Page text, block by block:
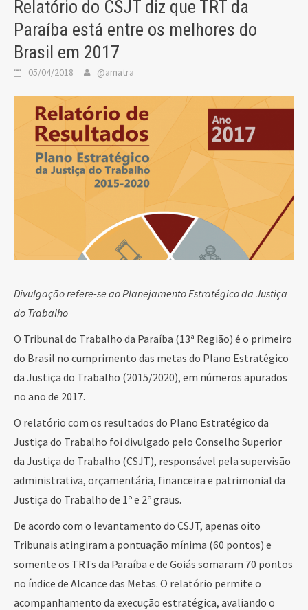
Relatório do CSJT diz que TRT da
Paraíba está entre os melhores do
Brasil em 2017
05/04/2018 @amatra
Divulgação refere-se ao Planejamento Estratégico da Justiça
do Trabalho
O Tribunal do Trabalho da Paraíba (13ª Região) é o primeiro
do Brasil no cumprimento das metas do Plano Estratégico
da Justiça do Trabalho (2015/2020), em números apurados
no ano de 2017.
O relatório com os resultados do Plano Estratégico da
Justiça do Trabalho foi divulgado pelo Conselho Superior
da Justiça do Trabalho (CSJT), responsável pela supervisão
administrativa, orçamentária, financeira e patrimonial da
Justiça do Trabalho de 1º e 2º graus.
De acordo com o levantamento do CSJT, apenas oito
Tribunais atingiram a pontuação mínima (60 pontos) e
somente os TRTs da Paraíba e de Goiás somaram 70 pontos
no índice de Alcance das Metas. O relatório permite o
acompanhamento da execução estratégica, avaliando o